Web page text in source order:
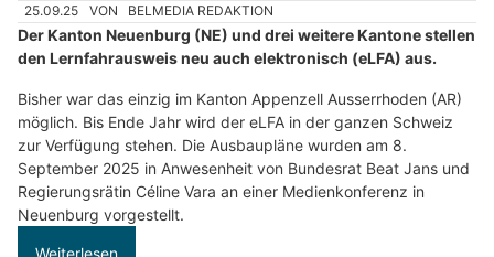
25.09.25 VON BELMEDIA REDAKTION
Der Kanton Neuenburg (NE) und drei weitere Kantone stellen
den Lernfahrausweis neu auch elektronisch (eLFA) aus.
Bisher war das einzig im Kanton Appenzell Ausserrhoden (AR)
möglich. Bis Ende Jahr wird der eLFA in der ganzen Schweiz
zur Verfügung stehen. Die Ausbaupläne wurden am 8.
September 2025 in Anwesenheit von Bundesrat Beat Jans und
Regierungsrätin Céline Vara an einer Medienkonferenz in
Neuenburg vorgestellt.
Weiterlesen